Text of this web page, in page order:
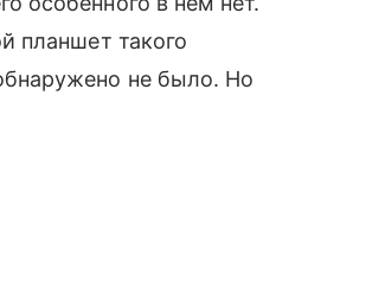
планшет такого
не было. Но